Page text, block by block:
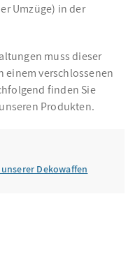
Umzüge) in der
muss dieser
verschlossenen
finden Sie
Produkten.
Dekowaffen